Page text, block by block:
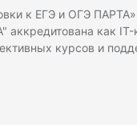
к ЕГЭ и ОГЭ
как
курсов и